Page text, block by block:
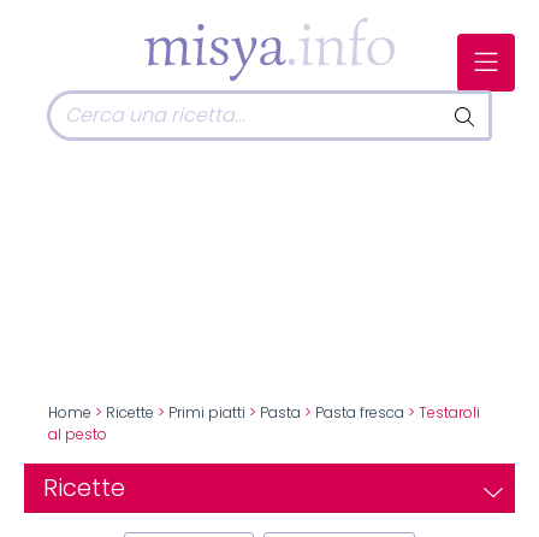
Home > Ricette > Primi piatti > Pasta > Pasta fresca > Testaroli
al pesto
Ricette